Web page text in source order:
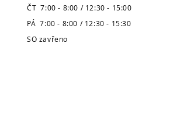
ČT 7:00 - 8:00 / 12:30 - 15:00
PÁ 7:00 - 8:00 / 12:30 - 15:30
SO zavřeno